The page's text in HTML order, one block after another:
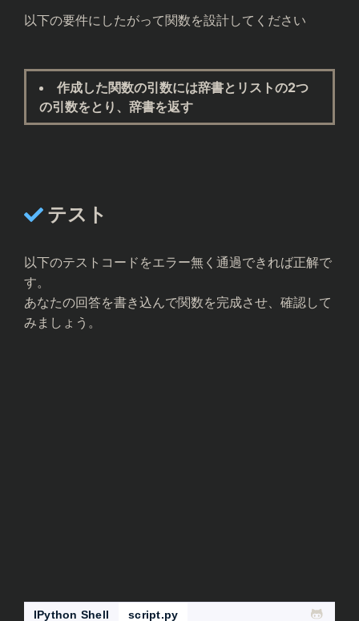
以下の要件にしたがって関数を設計してください
作成した関数の引数には辞書とリストの2つ
の引数をとり、辞書を返す
テスト
以下のテストコードをエラー無く通過できれば正解で
す。
あなたの回答を書き込んで関数を完成させ、確認して
みましょう。
IPython Shell script.py